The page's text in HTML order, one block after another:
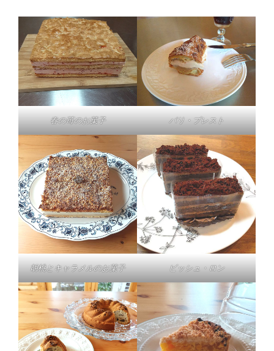
春の苺のお菓子 パリ・ブレスト
胡桃とキャラメルのお菓子 ビッシュ・ロン